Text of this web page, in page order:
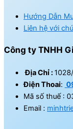
Hướng Dẫn
Liên hệ với
Công ty TNHH
Địa Chỉ :
Điện Thoai:
Mã số thuế :
Email :